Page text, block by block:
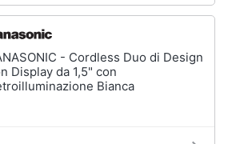
- Cordless Duo di Design
Display da 1,5" con
Bianca